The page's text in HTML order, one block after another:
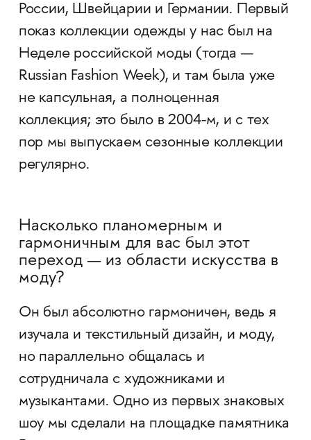
России, Швейцарии и Германии. Первый
показ коллекции одежды у нас был на
Неделе российской моды (тогда —
Russian Fashion Week), и там была уже
не капсульная, а полноценная
коллекция; это было в 2004-м, и с тех
пор мы выпускаем сезонные коллекции
регулярно.
Насколько планомерным и
гармоничным для вас был этот
переход — из области искусства в
моду?
Он был абсолютно гармоничен, ведь я
изучала и текстильный дизайн, и моду,
но параллельно общалась и
сотрудничала с художниками и
музыкантами. Одно из первых знаковых
шоу мы сделали на площадке памятника